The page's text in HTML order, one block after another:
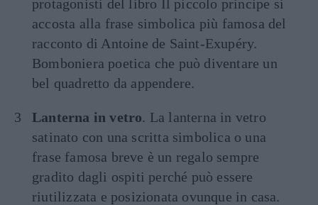
protagonisti del libro Il piccolo principe si
accosta alla frase simbolica più famosa del
racconto di Antoine de Saint-Exupéry.
Bomboniera poetica che può diventare un
bel quadretto da appendere.
Lanterna in vetro. La lanterna in vetro
satinato con una scritta simbolica o una
frase famosa breve è un regalo sempre
gradito dagli ospiti perché può essere
riutilizzata e posizionata ovunque in casa.